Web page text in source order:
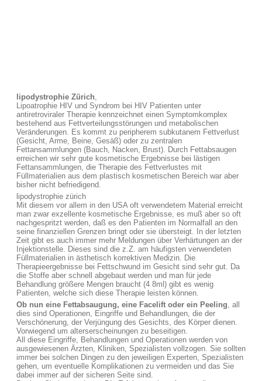
lipodystrophie Zürich,
Lipoatrophie HIV und Syndrom bei HIV Patienten unter
antiretroviraler Therapie kennzeichnet einen Symptomkomplex
bestehend aus Fettverteilungsstörungen und metabolischen
Veränderungen. Es kommt zu peripherem subkutanem Fettverlust
(Gesicht, Arme, Beine, Gesäß) oder zu zentralen
Fettansammlungen (Bauch, Nacken, Brust). Durch Fettabsaugen
erreichen wir sehr gute kosmetische Ergebnisse bei lästigen
Fettansammlungen, die Therapie des Fettverlustes mit
Füllmaterialien aus dem plastisch kosmetischen Bereich war aber
bisher nicht befriedigend.
lipodystrophie zürich
Mit diesem vor allem in den USA oft verwendetem Material erreicht
man zwar exzellente kosmetische Ergebnisse, es muß aber so oft
nachgespritzt werden, daß es den Patienten im Normalfall an den
seine finanziellen Grenzen bringt oder sie übersteigt. In der letzten
Zeit gibt es auch immer mehr Meldungen über Verhärtungen an der
Injektionstelle. Dieses sind die z.Z. am häufigsten verwendeten
Füllmaterialien in ästhetisch korrektiven Medizin. Die
Therapieergebnisse bei Fettschwund im Gesicht sind sehr gut. Da
die Stoffe aber schnell abgebaut werden und man für jede
Behandlung größere Mengen braucht (4 8ml) gibt es wenig
Patienten, welche sich diese Therapie leisten können.
Ob nun eine Fettabsaugung, eine Facelift oder ein Peeling, all
dies sind Operationen, Eingriffe und Behandlungen, die der
Verschönerung, der Verjüngung des Gesichts, des Körper dienen.
Vorwiegend um alterserscheinungen zu beseitigen.
All diese Eingriffe, Behandlungen und Operationen werden von
ausgewiesenen Ärzten, Kliniken, Spezialisten vollzogen. Sie sollten
immer bei solchen Dingen zu den jeweiligen Experten, Spezialisten
gehen, um eventuelle Komplikationen zu vermeiden und das Sie
dabei immer auf der sicheren Seite sind.